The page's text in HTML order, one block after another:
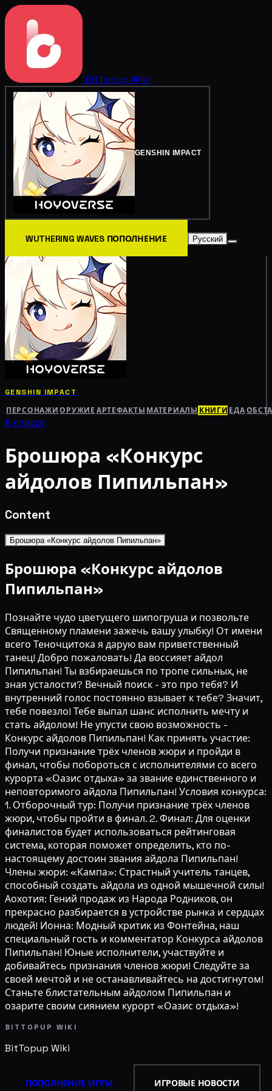
BitTopup Wiki
GENSHIN IMPACT
WUTHERING WAVES ПОПОЛНЕНИЕ Русский
GENSHIN IMPACT
ПЕРСОНАЖИ ОРУЖИЕ АРТЕФАКТЫ МАТЕРИАЛЫ КНИГИ ЕДА
К списку
Брошюра «Конкурс
айдолов Пипильпан»
Content
Брошюра «Конкурс айдолов Пипильпан»
Брошюра «Конкурс айдолов
Пипильпан»
Познайте чудо цветущего шипогруша и позвольте
Священному пламени зажечь вашу улыбку! От имени
всего Теночцитока я дарую вам приветственный
танец! Добро пожаловать! Да воссияет айдол
Пипильпан! Ты взбираешься по тропе сильных, не
зная усталости? Вечный поиск - это про тебя? И
внутренний голос постоянно взывает к тебе? Значит,
тебе повезло! Тебе выпал шанс исполнить мечту и
стать айдолом! Не упусти свою возможность -
Конкурс айдолов Пипильпан! Как принять участие:
Получи признание трёх членов жюри и пройди в
финал, чтобы побороться с исполнителями со всего
курорта «Оазис отдыха» за звание единственного и
неповторимого айдола Пипильпан! Условия конкурса:
1. Отборочный тур: Получи признание трёх членов
жюри, чтобы пройти в финал. 2. Финал: Для оценки
финалистов будет использоваться рейтинговая
система, которая поможет определить, кто по-
настоящему достоин звания айдола Пипильпан!
Члены жюри: «Кампа»: Страстный учитель танцев,
способный создать айдола из одной мышечной силы!
Аохотия: Гений продаж из Народа Родников, он
прекрасно разбирается в устройстве рынка и сердцах
людей! Ионна: Модный критик из Фонтейна, наш
специальный гость и комментатор Конкурса айдолов
Пипильпан! Юные исполнители, участвуйте и
добивайтесь признания членов жюри! Следуйте за
своей мечтой и не останавливайтесь на достигнутом!
Станьте блистательным айдолом Пипильпан и
озарите своим сиянием курорт «Оазис отдыха»!
BITTOPUP WIKI
BitTopup Wiki
ПОПОЛНЕНИЕ ИГРЫ ИГРОВЫЕ НОВОСТИ